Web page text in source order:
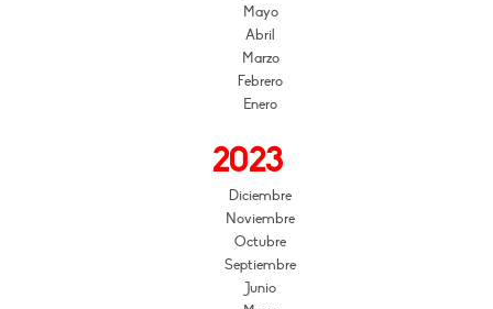
Mayo
Abril
Marzo
Febrero
Enero
2023
Diciembre
Noviembre
Octubre
Septiembre
Junio